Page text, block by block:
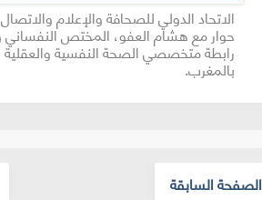
الاتحاد الدولي للصحافة والإعلام
حوار مع هشام العفو، المختص
رابطة متخصصي الصحة النفسية والعقلية
بالمغرب.
الصفحة السابقة